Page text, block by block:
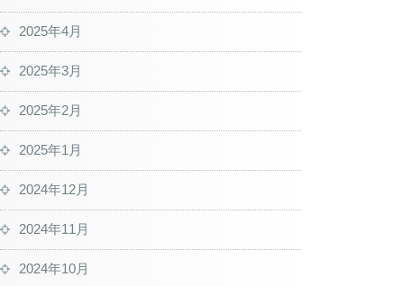
2025年4月
2025年3月
2025年2月
2025年1月
2024年12月
2024年11月
2024年10月